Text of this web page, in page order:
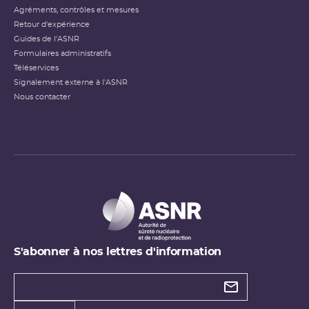
Agréments, contrôles et mesures
Retour d'expérience
Guides de l'ASNR
Formulaires administratifs
Téléservices
Signalement externe à l'ASNR
Nous contacter
S'abonner à nos lettres d'information
Types de